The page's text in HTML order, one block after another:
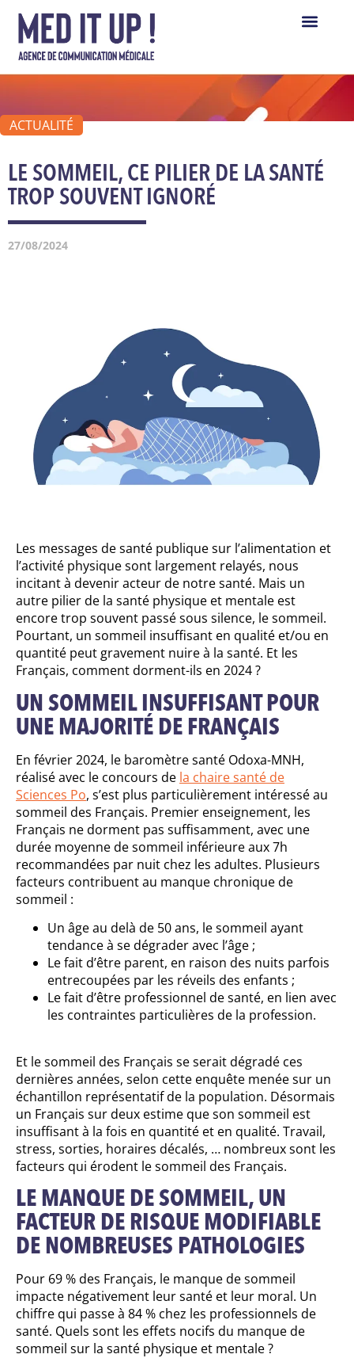
ACTUALITÉ
LE SOMMEIL, CE PILIER DE LA SANTÉ
TROP SOUVENT IGNORÉ
27/08/2024
Les messages de santé publique sur l’alimentation et
l’activité physique sont largement relayés, nous
incitant à devenir acteur de notre santé. Mais un
autre pilier de la santé physique et mentale est
encore trop souvent passé sous silence, le sommeil.
Pourtant, un sommeil insuffisant en qualité et/ou en
quantité peut gravement nuire à la santé. Et les
Français, comment dorment-ils en 2024 ?
UN SOMMEIL INSUFFISANT POUR
UNE MAJORITÉ DE FRANÇAIS
En février 2024, le baromètre santé Odoxa-MNH,
réalisé avec le concours de la chaire santé de
Sciences Po, s’est plus particulièrement intéressé au
sommeil des Français. Premier enseignement, les
Français ne dorment pas suffisamment, avec une
durée moyenne de sommeil inférieure aux 7h
recommandées par nuit chez les adultes. Plusieurs
facteurs contribuent au manque chronique de
sommeil :
Un âge au delà de 50 ans, le sommeil ayant
tendance à se dégrader avec l’âge ;
Le fait d’être parent, en raison des nuits parfois
entrecoupées par les réveils des enfants ;
Le fait d’être professionnel de santé, en lien avec
les contraintes particulières de la profession.
Et le sommeil des Français se serait dégradé ces
dernières années, selon cette enquête menée sur un
échantillon représentatif de la population. Désormais
un Français sur deux estime que son sommeil est
insuffisant à la fois en quantité et en qualité. Travail,
stress, sorties, horaires décalés, … nombreux sont les
facteurs qui érodent le sommeil des Français.
LE MANQUE DE SOMMEIL, UN
FACTEUR DE RISQUE MODIFIABLE
DE NOMBREUSES PATHOLOGIES
Pour 69 % des Français, le manque de sommeil
impacte négativement leur santé et leur moral. Un
chiffre qui passe à 84 % chez les professionnels de
santé. Quels sont les effets nocifs du manque de
sommeil sur la santé physique et mentale ?